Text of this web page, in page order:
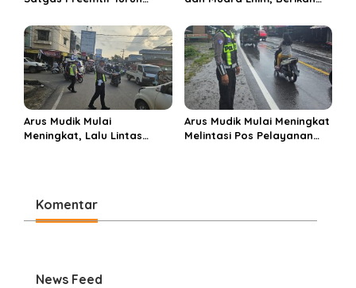
Perbelanjaan Muara Enim
di Ponpes Miftahul Huda
Arus Mudik Mulai
Meningkat, Lalu Lintas
Arus Mudik Mulai Meningkat
Melintasi Pos Pelayanan
Komentar
News Feed